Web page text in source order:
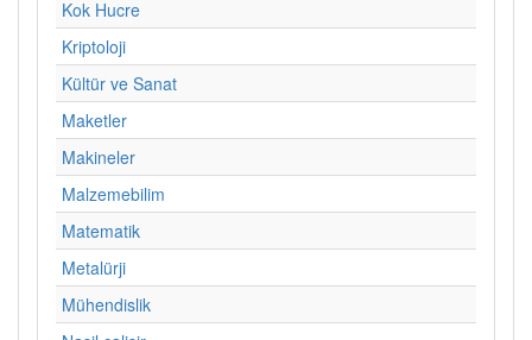
Kok Hucre
Kriptoloji
Kültür ve Sanat
Maketler
Makineler
Malzemebilim
Matematik
Metalürji
Mühendislik